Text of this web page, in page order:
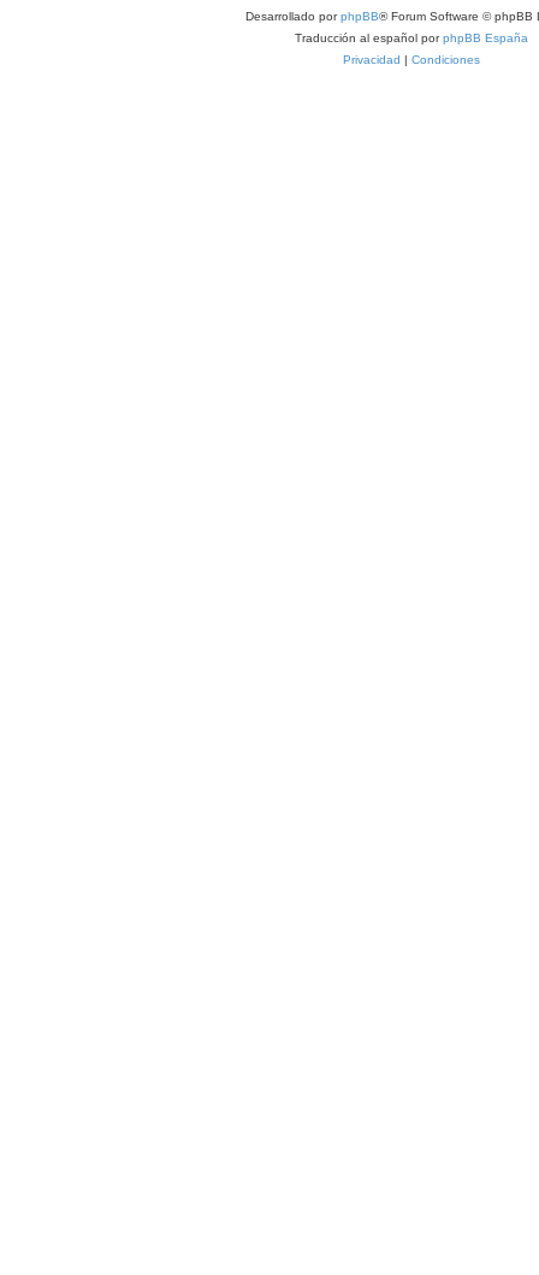
Desarrollado porphpBB® Forum Software © phpBB
Traducción al español porphpBB España
Privacidad | Condiciones